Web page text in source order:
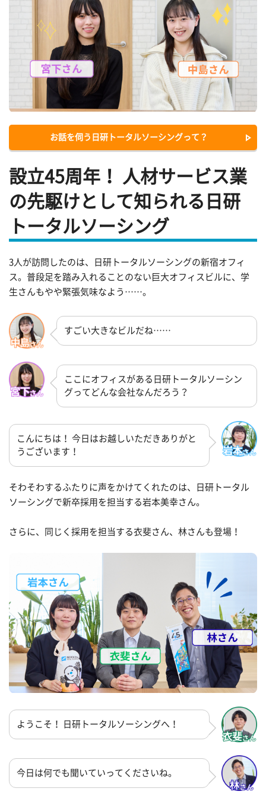
お話を伺う日研トータルソーシングって？
設立45周年！ 人材サービス業
の先駆けとして知られる日研
トータルソーシング
3人が訪問したのは、日研トータルソーシングの新宿オフィ
ス。普段足を踏み入れることのない巨大オフィスビルに、学
生さんもやや緊張気味なよう……。
すごい大きなビルだね……
ここにオフィスがある日研トータルソーシン
グってどんな会社なんだろう？
こんにちは！ 今日はお越しいただきありがと
うございます！
そわそわするふたりに声をかけてくれたのは、日研トータル
ソーシングで新卒採用を担当する岩本美幸さん。
さらに、同じく採用を担当する衣斐さん、林さんも登場！
ようこそ！ 日研トータルソーシングへ！
今日は何でも聞いていってくださいね。